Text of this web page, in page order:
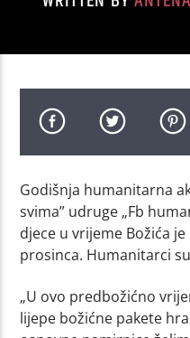
Godišnja humanitarna
svima” udruge „Fb
djece u vrijeme Božića
prosinca. Humanitarci
„U ovo predbožićno
lijepe božićne pakete